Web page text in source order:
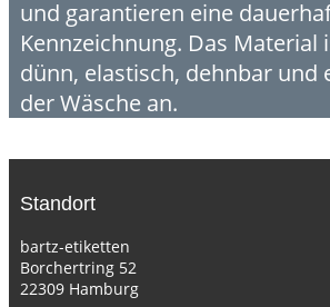
und garantieren eine
Kennzeichnung. Das Material
dünn, elastisch, dehnbar und
der Wäsche an.
Standort
bartz-etiketten
Borchertring 52
22309 Hamburg